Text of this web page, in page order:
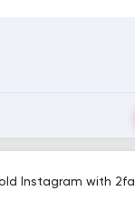
Instagram with 2fa